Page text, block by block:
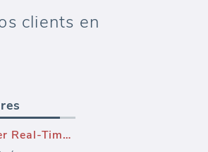
clients en
Rapports de Zapier Real-Time automatisés